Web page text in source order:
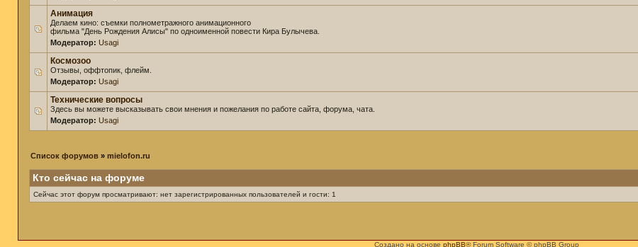
Анимация
Делаем кино: съемки полнометражного анимационного
фильма "День Рождения Алисы" по одноименной повести Кира Булычева.
Модератор: Usagi
Космозоо
Отзывы, оффтопик, флейм.
Модератор: Usagi
Технические вопросы
Здесь вы можете высказывать свои мнения и пожелания по работе сайта, форума, чата.
Модератор: Usagi
Список форумов » mielofon.ru
Кто сейчас на форуме
Сейчас этот форум просматривают: нет зарегистрированных пользователей и гости: 1
Создано на основе phpBB® Forum Software © phpBB Group